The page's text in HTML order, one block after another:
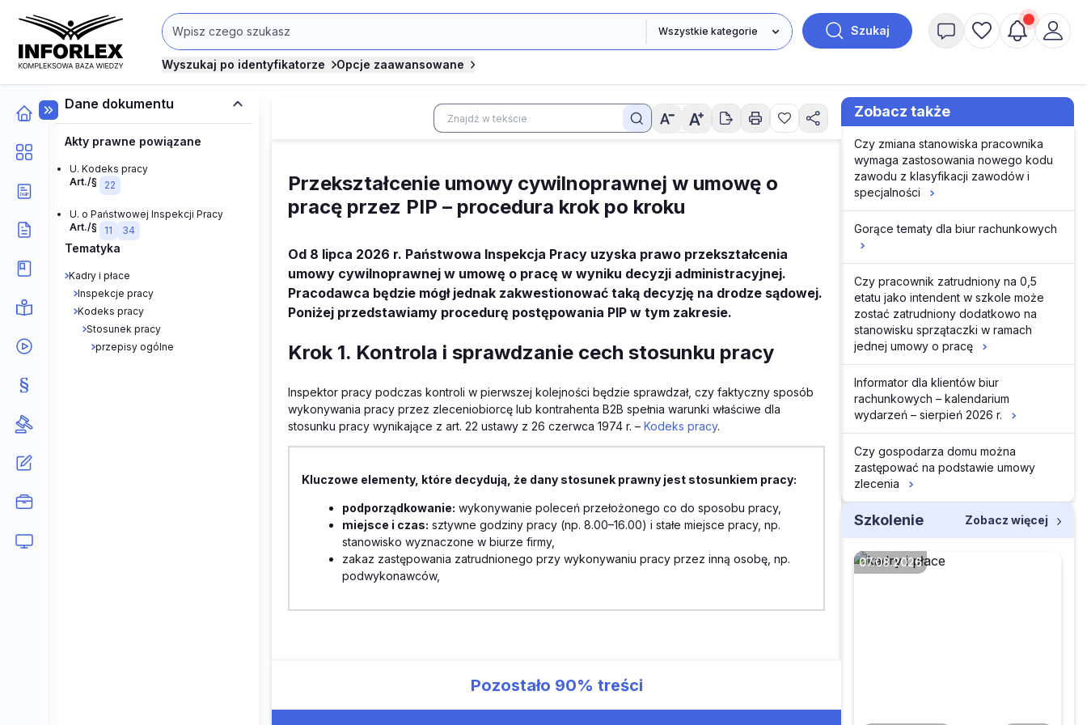
Szukaj
Wyszukaj po identyfikatorze Opcje zaawansowane
Dane dokumentu
Akty prawne powiązane
U. Kodeks pracy
Art./§
22
U. o Państwowej Inspekcji Pracy
Art./§
11 34
Tematyka
Kadry i płace
Inspekcje pracy
Kodeks pracy
Stosunek pracy
przepisy ogólne
Przekształcenie umowy cywilnoprawnej w umowę o
pracę przez PIP – procedura krok po kroku
Od 8 lipca 2026 r. Państwowa Inspekcja Pracy uzyska prawo przekształcenia
umowy cywilnoprawnej w umowę o pracę w wyniku decyzji administracyjnej.
Pracodawca będzie mógł jednak zakwestionować taką decyzję na drodze sądowej.
Poniżej przedstawiamy procedurę postępowania PIP w tym zakresie.
Krok 1. Kontrola i sprawdzanie cech stosunku pracy
Inspektor pracy podczas kontroli w pierwszej kolejności będzie sprawdzał, czy faktyczny sposób
wykonywania pracy przez zleceniobiorcę lub kontrahenta B2B spełnia warunki właściwe dla
stosunku pracy wynikające z art. 22 ustawy z 26 czerwca 1974 r. – Kodeks pracy.
Kluczowe elementy, które decydują, że dany stosunek prawny jest stosunkiem pracy:
podporządkowanie: wykonywanie poleceń przełożonego co do sposobu pracy,
miejsce i czas: sztywne godziny pracy (np. 8 .00–16 .00) i stałe miejsce pracy, np.
stanowisko wyznaczone w biurze firmy,
zakaz zastępowania zatrudnionego przy wykonywaniu pracy przez inną osobę, np.
podwykonawców,
Pozostało 90% treści
Zobacz także
Czy zmiana stanowiska pracownika
wymaga zastosowania nowego kodu
zawodu z klasyfikacji zawodów i
specjalności
Gorące tematy dla biur rachunkowych
Czy pracownik zatrudniony na 0,5
etatu jako intendent w szkole może
zostać zatrudniony dodatkowo na
stanowisku sprzątaczki w ramach
jednej umowy o pracę
Informator dla klientów biur
rachunkowych – kalendarium
wydarzeń – sierpień 2026 r.
Czy gospodarza domu można
zastępować na podstawie umowy
zlecenia
Szkolenie Zobacz więcej
07.08.2026